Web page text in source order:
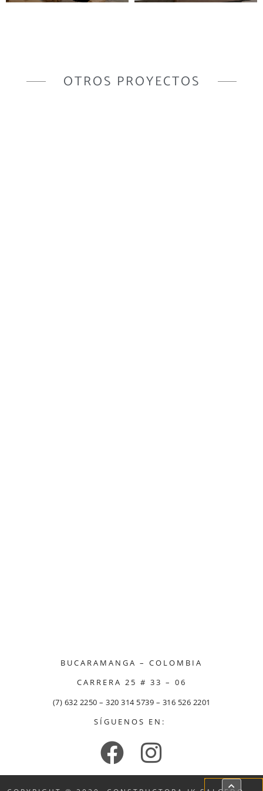
OTROS PROYECTOS
BUCARAMANGA – COLOMBIA
CARRERA 25 # 33 – 06
(7) 632 2250 – 320 314 5739 – 316 526 2201
SÍGUENOS EN: